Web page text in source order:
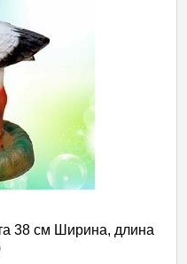
38 см Ширина, длина